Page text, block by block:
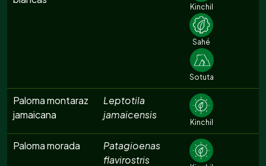
Kinchil
Sahé
Sotuta
Paloma montaraz
jamaicana
Leptotila
jamaicensis
Kinchil
Paloma morada
Patagioenas
flavirostris